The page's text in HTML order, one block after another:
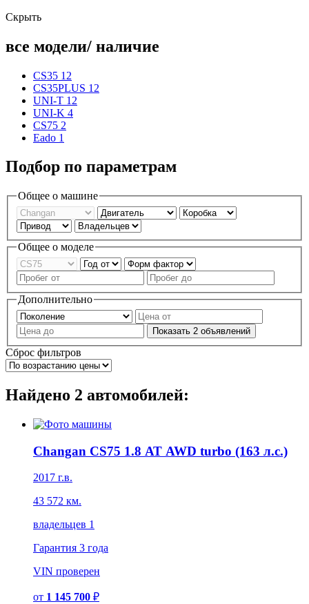
Скрыть
все модели/ наличие
CS35 12
CS35PLUS 12
UNI-T 12
UNI-K 4
CS75 2
Eado 1
Подбор по параметрам
Общее о машине
Общее о моделе
Дополнительно
Показать 2 объявлений
Сброс фильтров
Найдено 2 автомобилей:
Changan CS75 1.8 АТ AWD turbo (163 л.с.)
2017 г.в.
43 572 км.
владельцев 1
Гарантия 3 года
VIN проверен
от 1 145 700 ₽